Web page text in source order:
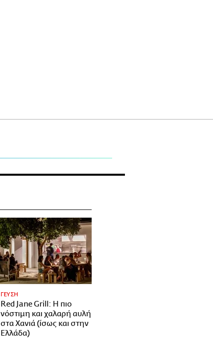
ΓΕΥΣΗ
Red Jane Grill: Η πιο
νόστιμη και χαλαρή αυλή
στα Χανιά (ίσως και στην
Ελλάδα)